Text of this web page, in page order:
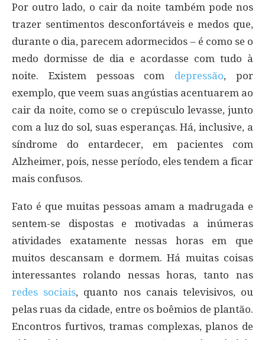
Por outro lado, o cair da noite também pode nos
trazer sentimentos desconfortáveis e medos que,
durante o dia, parecem adormecidos – é como se o
medo dormisse de dia e acordasse com tudo à
noite. Existem pessoas com depressão, por
exemplo, que veem suas angústias acentuarem ao
cair da noite, como se o crepúsculo levasse, junto
com a luz do sol, suas esperanças. Há, inclusive, a
síndrome do entardecer, em pacientes com
Alzheimer, pois, nesse período, eles tendem a ficar
mais confusos.
Fato é que muitas pessoas amam a madrugada e
sentem-se dispostas e motivadas a inúmeras
atividades exatamente nessas horas em que
muitos descansam e dormem. Há muitas coisas
interessantes rolando nessas horas, tanto nas
redes sociais, quanto nos canais televisivos, ou
pelas ruas da cidade, entre os boêmios de plantão.
Encontros furtivos, tramas complexas, planos de